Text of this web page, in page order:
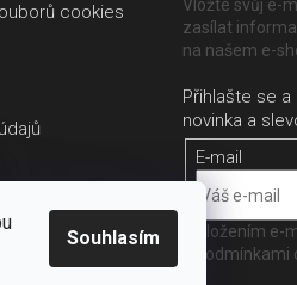
Souhlasím
cookies
Vložte svůj e-
zasílat
na našem e-
E-mail
Vložením e-